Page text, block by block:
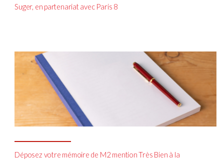
Suger, en partenariat avec Paris 8
Déposez votre mémoire de M2 mention Très Bien à la